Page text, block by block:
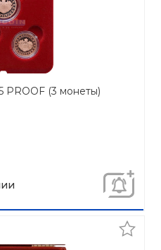
PROOF (3 монеты)